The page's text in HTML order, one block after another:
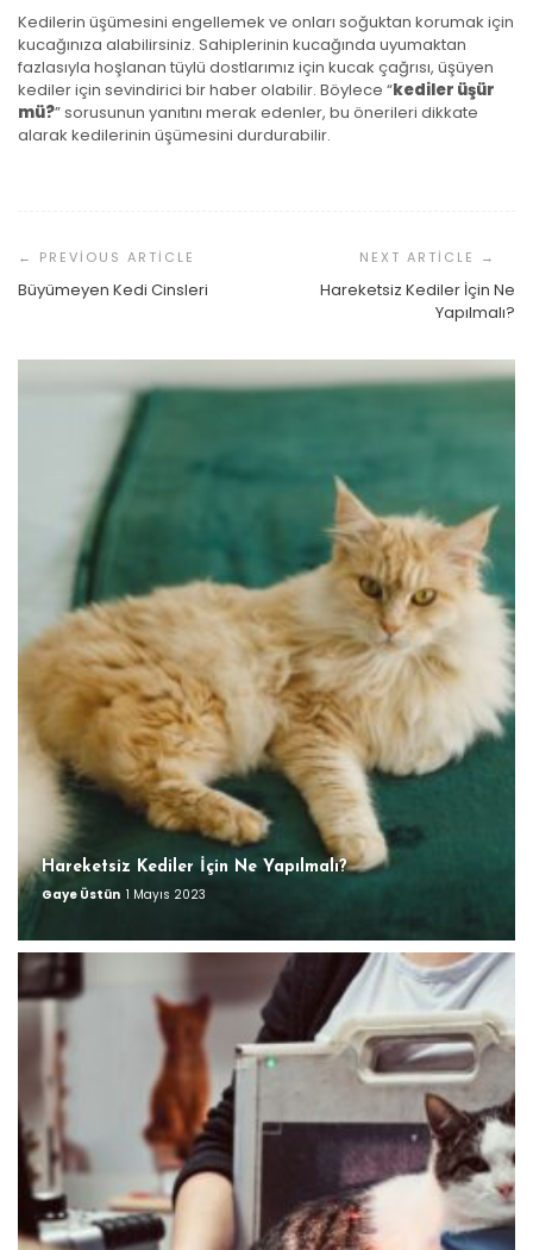
Kedilerin üşümesini engellemek ve onları soğuktan korumak için
kucağınıza alabilirsiniz. Sahiplerinin kucağında uyumaktan
fazlasıyla hoşlanan tüylü dostlarımız için kucak çağrısı, üşüyen
kediler için sevindirici bir haber olabilir. Böylece “kediler üşür
mü?” sorusunun yanıtını merak edenler, bu önerileri dikkate
alarak kedilerinin üşümesini durdurabilir.
Dolaşımı
Büyümeyen Kedi Cinsleri
Hareketsiz Kediler İçin Ne
Yapılmalı?
Hareketsiz Kediler İçin Ne Yapılmalı?
Gaye Üstün 1 Mayıs 2023